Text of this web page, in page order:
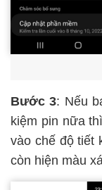
Bước 3: Nếu
kiệm pin nữa
vào chế độ tiết
còn hiện màu